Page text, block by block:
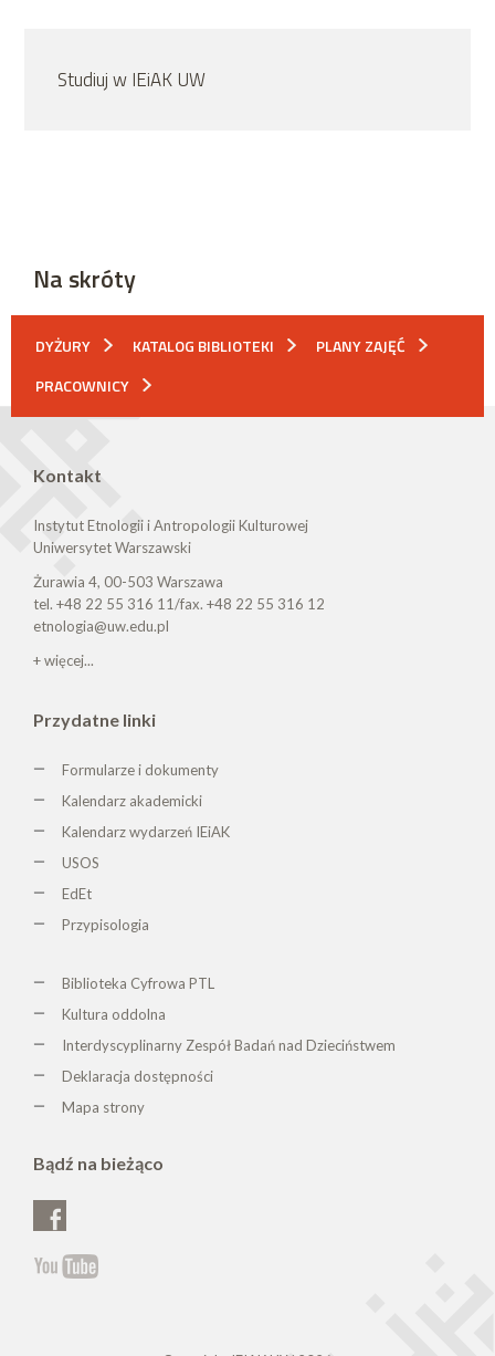
Studiuj w IEiAK UW
Na skróty
DYŻURY KATALOG BIBLIOTEKI
PLANY ZAJĘĆ
PRACOWNICY
Kontakt
Instytut Etnologii i Antropologii Kulturowej
Uniwersytet Warszawski
Żurawia 4, 00-503 Warszawa
tel. +48 22 55 316 11/fax. +48 22 55 316 12
etnologia@uw.edu.pl
+ więcej...
Przydatne linki
Formularze i dokumenty
Kalendarz akademicki
Kalendarz wydarzeń IEiAK
USOS
EdEt
Przypisologia
Biblioteka Cyfrowa PTL
Kultura oddolna
Interdyscyplinarny Zespół Badań nad Dzieciństwem
Deklaracja dostępności
Mapa strony
Bądź na bieżąco